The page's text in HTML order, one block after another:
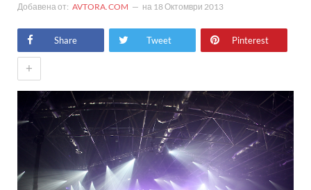
Добавена от: AVTORA.COM на 18 Октомври 2013
Share Tweet Pinterest
+